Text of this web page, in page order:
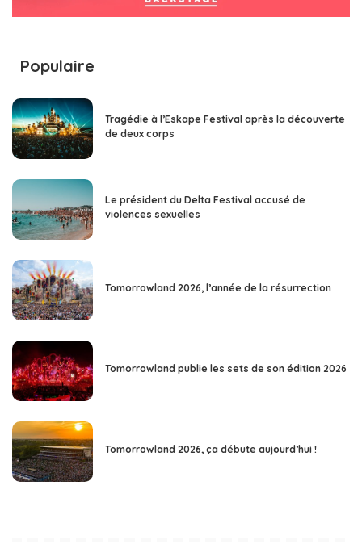
Populaire
Tragédie à l’Eskape Festival après la découverte
de deux corps
Le président du Delta Festival accusé de
violences sexuelles
Tomorrowland 2026, l’année de la résurrection
Tomorrowland publie les sets de son édition 2026
Tomorrowland 2026, ça débute aujourd’hui !